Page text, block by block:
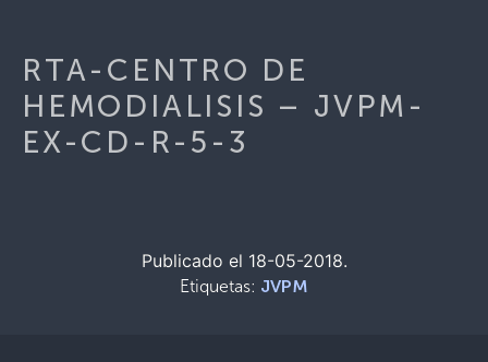
RTA-CENTRO DE
HEMODIALISIS – JVPM-
EX-CD-R-5-3
Publicado el 18-05-2018.
Etiquetas: JVPM